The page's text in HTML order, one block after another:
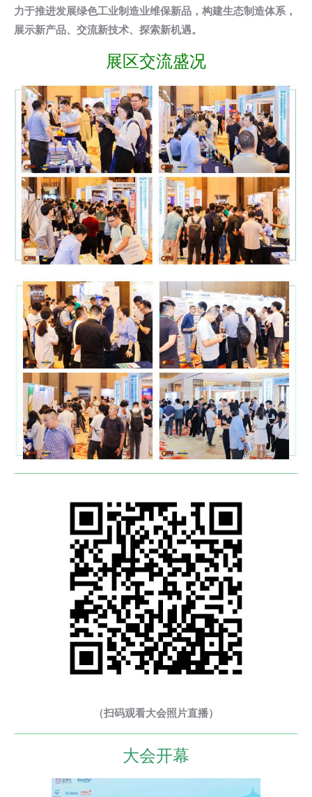
力于推进发展绿色工业制造业维保新品，构建生态制造体系，
展示新产品、交流新技术、探索新机遇。
展区交流盛况
（扫码观看大会照片直播）
大会开幕